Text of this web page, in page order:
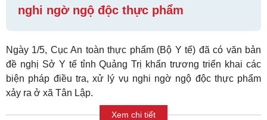
nghi ngờ ngộ độc thực phẩm
Ngày 1/5, Cục An toàn thực phẩm (Bộ Y tế) đã có văn bản
đề nghị Sở Y tế tỉnh Quảng Trị khẩn trương triển khai các
biện pháp điều tra, xử lý vụ nghi ngờ ngộ độc thực phẩm
xảy ra ở xã Tân Lập.
Xem chi tiết